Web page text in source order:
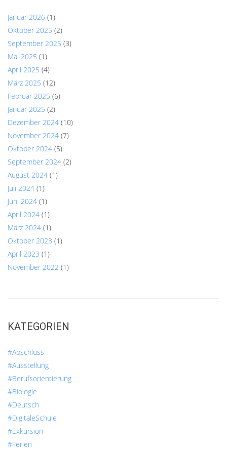
Januar 2026 (1)
Oktober 2025 (2)
September 2025 (3)
Mai 2025 (1)
April 2025 (4)
März 2025 (12)
Februar 2025 (6)
Januar 2025 (2)
Dezember 2024 (10)
November 2024 (7)
Oktober 2024 (5)
September 2024 (2)
August 2024 (1)
Juli 2024 (1)
Juni 2024 (1)
April 2024 (1)
März 2024 (1)
Oktober 2023 (1)
April 2023 (1)
November 2022 (1)
KATEGORIEN
#Abschluss
#Ausstellung
#Berufsorientierung
#Biologie
#Deutsch
#DigitaleSchule
#Exkursion
#Ferien